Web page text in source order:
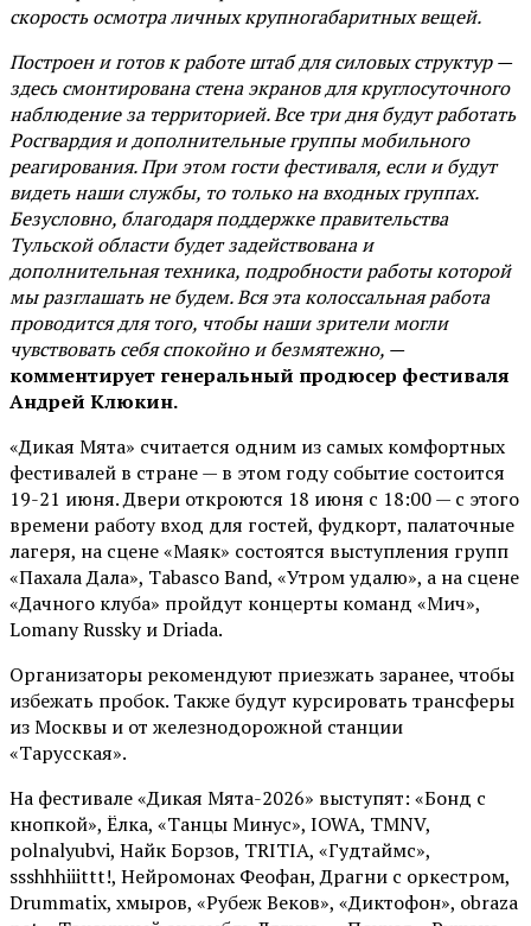
скорость осмотра личных крупногабаритных вещей.
Построен и готов к работе штаб для силовых структур —
здесь смонтирована стена экранов для круглосуточного
наблюдение за территорией. Все три дня будут работать
Росгвардия и дополнительные группы мобильного
реагирования. При этом гости фестиваля, если и будут
видеть наши службы, то только на входных группах.
Безусловно, благодаря поддержке правительства
Тульской области будет задействована и
дополнительная техника, подробности работы которой
мы разглашать не будем. Вся эта колоссальная работа
проводится для того, чтобы наши зрители могли
чувствовать себя спокойно и безмятежно, —
комментирует генеральный продюсер фестиваля
Андрей Клюкин.
«Дикая Мята» считается одним из самых комфортных
фестивалей в стране — в этом году событие состоится
19-21 июня. Двери откроются 18 июня с 18:00 — с этого
времени работу вход для гостей, фудкорт, палаточные
лагеря, на сцене «Маяк» состоятся выступления групп
«Пахала Дала», Tabasco Band, «Утром удалю», а на сцене
«Дачного клуба» пройдут концерты команд «Мич»,
Lomany Russky и Driada.
Организаторы рекомендуют приезжать заранее, чтобы
избежать пробок. Также будут курсировать трансферы
из Москвы и от железнодорожной станции
«Тарусская».
На фестивале «Дикая Мята-2026» выступят: «Бонд с
кнопкой», Ёлка, «Танцы Минус», IOWA, TMNV,
polnalyubvi, Найк Борзов, TRITIA, «Гудтаймс»,
ssshhhiiittt!, Нейромонах Феофан, Драгни с оркестром,
Drummatix, хмыров, «Рубеж Веков», «Диктофон», obraza